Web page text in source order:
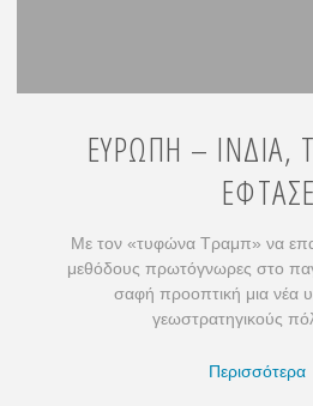
ΕΥΡΩΠΗ –
ΕΦΤΑΣΕ
Με τον «τυφώνα Τραμπ» να
μεθόδους πρωτόγνωρες στο
σαφή προοπτική μια νέα
γεωστρατηγικούς
Περισσότερα